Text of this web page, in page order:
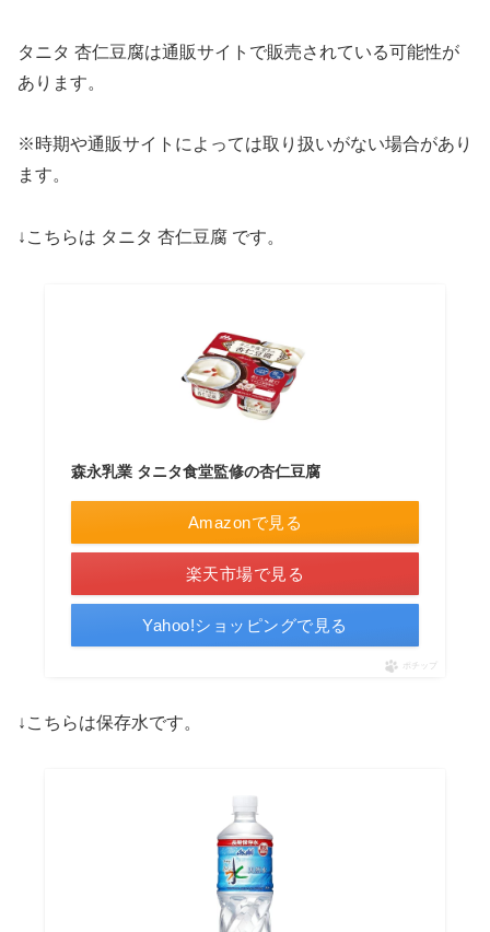
タニタ 杏仁豆腐は通販サイトで販売されている可能性が
あります。
※時期や通販サイトによっては取り扱いがない場合があり
ます。
↓こちらは タニタ 杏仁豆腐 です。
森永乳業 タニタ食堂監修の杏仁豆腐
Amazonで見る
楽天市場で見る
Yahoo!ショッピングで見る
ポチップ
↓こちらは保存水です。